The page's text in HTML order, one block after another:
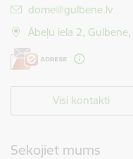
E-pasts:
dome@gulbene.lv
Ābeļu iela 2,
Visi kontakti
Sekojiet mums